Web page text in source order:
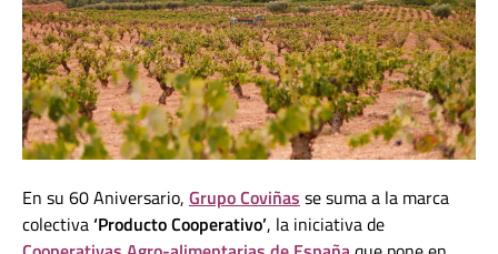
En su 60 Aniversario, Grupo Coviñas se suma a la marca
colectiva‘Producto Cooperativo’, la iniciativa de